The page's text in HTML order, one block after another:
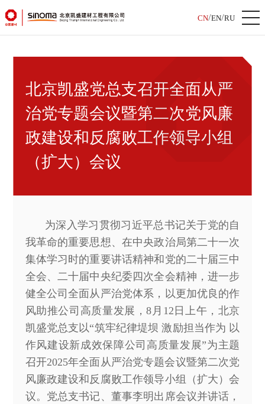
CN/EN/RU
北京凯盛党总支召开全面从严
治党专题会议暨第二次党风廉
政建设和反腐败工作领导小组
（扩大）会议
为深入学习贯彻习近平总书记关于党的自
我革命的重要思想、在中央政治局第二十一次
集体学习时的重要讲话精神和党的二十届三中
全会、二十届中央纪委四次全会精神，进一步
健全公司全面从严治党体系，以更加优良的作
风助推公司高质量发展，8月12日上午，北京
凯盛党总支以“筑牢纪律堤坝 激励担当作为 以
作风建设新成效保障公司高质量发展”为主题
召开2025年全面从严治党专题会议暨第二次党
风廉政建设和反腐败工作领导小组（扩大）会
议。党总支书记、董事李明出席会议并讲话，